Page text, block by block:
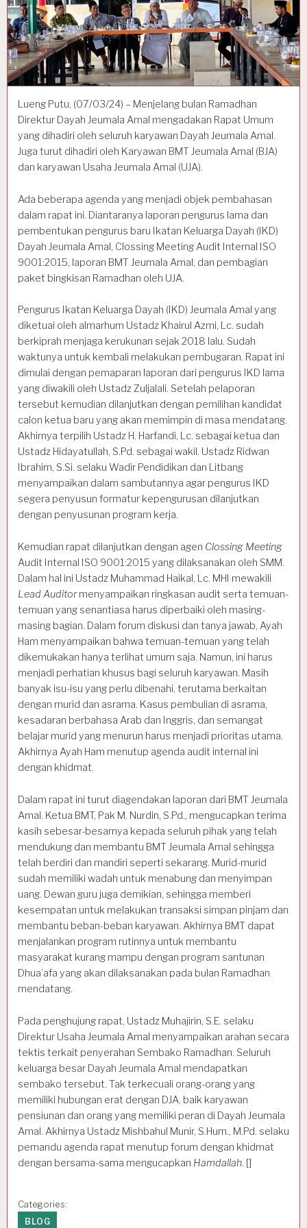
Lueng Putu, (07/03/24) – Menjelang bulan Ramadhan
Direktur Dayah Jeumala Amal mengadakan Rapat Umum
yang dihadiri oleh seluruh karyawan Dayah Jeumala Amal.
Juga turut dihadiri oleh Karyawan BMT Jeumala Amal (BJA)
dan karyawan Usaha Jeumala Amal (UJA).
Ada beberapa agenda yang menjadi objek pembahasan
dalam rapat ini. Diantaranya laporan pengurus lama dan
pembentukan pengurus baru Ikatan Keluarga Dayah (IKD)
Dayah Jeumala Amal, Clossing Meeting Audit Internal ISO
9001:2015, laporan BMT Jeumala Amal, dan pembagian
paket bingkisan Ramadhan oleh UJA.
Pengurus Ikatan Keluarga Dayah (IKD) Jeumala Amal yang
diketuai oleh almarhum Ustadz Khairul Azmi, Lc. sudah
berkiprah menjaga kerukunan sejak 2018 lalu. Sudah
waktunya untuk kembali melakukan pembugaran. Rapat ini
dimulai dengan pemaparan laporan dari pengurus IKD lama
yang diwakili oleh Ustadz Zuljalali. Setelah pelaporan
tersebut kemudian dilanjutkan dengan pemilihan kandidat
calon ketua baru yang akan memimpin di masa mendatang.
Akhirnya terpilih Ustadz H. Harfandi, Lc. sebagai ketua dan
Ustadz Hidayatullah, S.Pd. sebagai wakil. Ustadz Ridwan
Ibrahim, S.Si. selaku Wadir Pendidikan dan Litbang
menyampaikan dalam sambutannya agar pengurus IKD
segera penyusun formatur kepengurusan dilanjutkan
dengan penyusunan program kerja.
Kemudian rapat dilanjutkan dengan agen Clossing Meeting
Audit Internal ISO 9001:2015 yang dilaksanakan oleh SMM.
Dalam hal ini Ustadz Muhammad Haikal, Lc. MHI mewakili
Lead Auditormenyampaikan ringkasan audit serta temuan-
temuan yang senantiasa harus diperbaiki oleh masing-
masing bagian. Dalam forum diskusi dan tanya jawab, Ayah
Ham menyampaikan bahwa temuan-temuan yang telah
dikemukakan hanya terlihat umum saja. Namun, ini harus
menjadi perhatian khusus bagi seluruh karyawan. Masih
banyak isu-isu yang perlu dibenahi, terutama berkaitan
dengan murid dan asrama. Kasus pembulian di asrama,
kesadaran berbahasa Arab dan Inggris, dan semangat
belajar murid yang menurun harus menjadi prioritas utama.
Akhirnya Ayah Ham menutup agenda audit internal ini
dengan khidmat.
Dalam rapat ini turut diagendakan laporan dari BMT Jeumala
Amal. Ketua BMT, Pak M. Nurdin, S.Pd., mengucapkan terima
kasih sebesar-besarnya kepada seluruh pihak yang telah
mendukung dan membantu BMT Jeumala Amal sehingga
telah berdiri dan mandiri seperti sekarang. Murid-murid
sudah memiliki wadah untuk menabung dan menyimpan
uang. Dewan guru juga demikian, sehingga memberi
kesempatan untuk melakukan transaksi simpan pinjam dan
membantu beban-beban karyawan. Akhirnya BMT dapat
menjalankan program rutinnya untuk membantu
masyarakat kurang mampu dengan program santunan
Dhua’afa yang akan dilaksanakan pada bulan Ramadhan
mendatang.
Pada penghujung rapat, Ustadz Muhajirin, S.E. selaku
Direktur Usaha Jeumala Amal menyampaikan arahan secara
tektis terkait penyerahan Sembako Ramadhan. Seluruh
keluarga besar Dayah Jeumala Amal mendapatkan
sembako tersebut. Tak terkecuali orang-orang yang
memiliki hubungan erat dengan DJA, baik karyawan
pensiunan dan orang yang memiliki peran di Dayah Jeumala
Amal. Akhirnya Ustadz Mishbahul Munir, S.Hum., M.Pd. selaku
pemandu agenda rapat menutup forum dengan khidmat
dengan bersama-sama mengucapkan Hamdallah. []
Categories:
BLOG